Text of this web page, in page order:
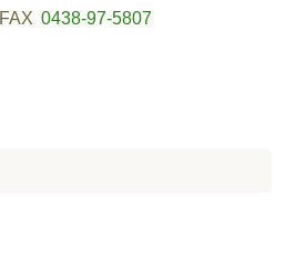
FAX 0438-97-5807